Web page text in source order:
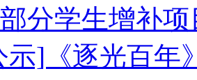
分学生增补项
示]《逐光百年